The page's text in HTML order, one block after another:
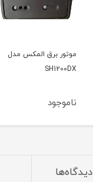
موتور برق وکسون مدل
VK3900KF
ناموجود
دیدگاه‌ها